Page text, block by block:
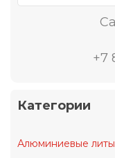
+7
Категории
Алюминиевые